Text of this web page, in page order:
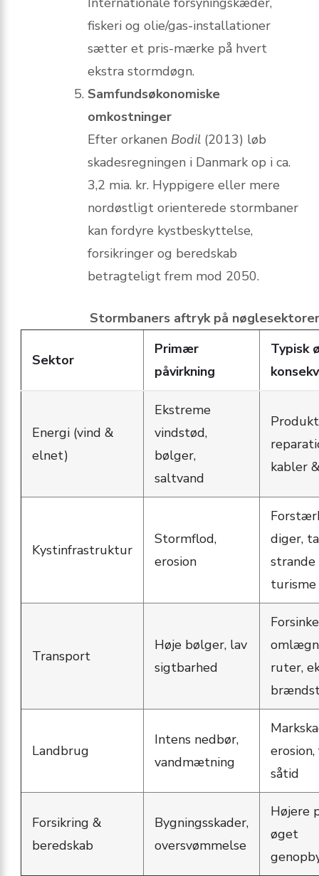
fiskeri og olie/gas-installationer
sætter et pris-mærke på hvert
ekstra stormdøgn.
Samfundsøkonomiske
omkostninger
Efter orkanen Bodil (2013) løb
skadesregningen i Danmark op i ca.
3,2 mia. kr. Hyppigere eller mere
nordøstligt orienterede stormbaner
kan fordyre kystbeskyttelse,
forsikringer og beredskab
betragteligt frem mod 2050.
Stormbaners aftryk på nøglesektorer
Sektor
Primær
påvirkning
Typisk
Energi (vind &
elnet)
Ekstreme
vindstød,
bølger,
saltvand
kabler
Kystinfrastruktur
Stormflod,
erosion
diger,
strande
turisme
Transport
Høje bølger, lav
sigtbarhed
ruter,
Landbrug
Intens nedbør,
vandmætning
såtid
Forsikring &
beredskab
Bygningsskader,
oversvømmelse
Højere
øget